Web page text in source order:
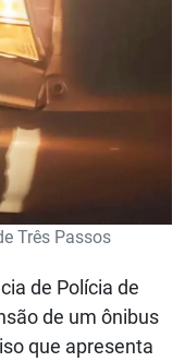
Três Passos
de Polícia de
de um ônibus
que apresenta